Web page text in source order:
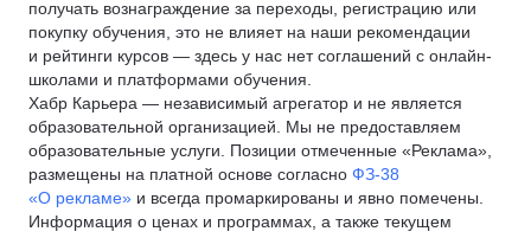
получать вознаграждение за переходы, регистрацию или
покупку обучения, это не влияет на наши рекомендации
и рейтинги курсов — здесь у нас нет соглашений с онлайн-
школами и платформами обучения.
Хабр Карьера — независимый агрегатор и не является
образовательной организацией. Мы не предоставляем
образовательные услуги. Позиции отмеченные «Реклама»,
размещены на платной основе согласно ФЗ-38
«О рекламе» и всегда промаркированы и явно помечены.
Информация о ценах и программах, а также текущем